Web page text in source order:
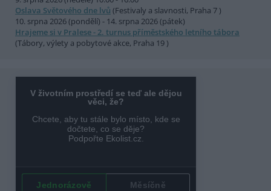
Oslava Světového dne lvů (Festivaly a slavnosti, Praha 7 )
10. srpna 2026 (pondělí) - 14. srpna 2026 (pátek)
Hrajeme si v Pralese - 2. turnus příměstského letního tábora
(Tábory, výlety a pobytové akce, Praha 19 )